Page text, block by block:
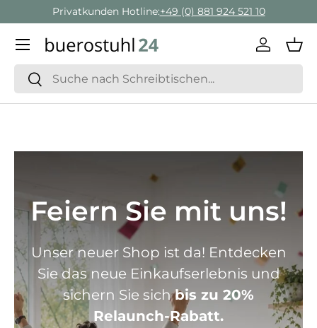
Direkt zum Inhalt
Geschäftskunden Beratung:+ 49 (0) 881 924 521 22
Suchen
Suchen
Menü
Feiern Sie mit uns!
Unser neuer Shop ist da! Entdecken
Sie das neue Einkaufserlebnis und
sichern Sie sichbis zu 20%
Relaunch-Rabatt.